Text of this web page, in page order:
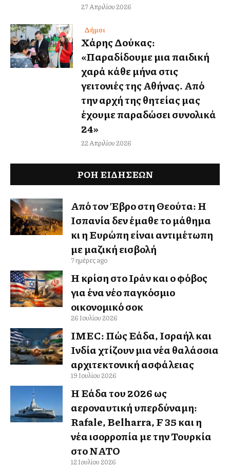
27 Απριλίου 2026
Δήμοι
Χάρης Δούκας:
«Παραδίδουμε μια παιδική
χαρά κάθε μήνα στις
γειτονιές της Αθήνας. Από
την αρχή της θητείας μας
έχουμε παραδώσει συνολικά
24»
22 Απριλίου 2026
ΡΟΗ ΕΙΔΉΣΕΩΝ
Από τον Έβρο στη Θεούτα: Η
Ισπανία δεν έμαθε το μάθημα
κι η Ευρώπη είναι αντιμέτωπη
με μαζική εισβολή
7 ημέρες ago
Η κρίση στο Ιράν και ο φόβος
για ένα νέο παγκόσμιο
οικονομικό σοκ
26 Ιουλίου 2026
IMEC: Πώς Ελλάδα, Ισραήλ και
Ινδία χτίζουν μια νέα θαλάσσια
αρχιτεκτονική ασφάλειας
19 Ιουλίου 2026
Η Ελλάδα του 2026 ως
αεροναυτική υπερδύναμη:
Rafale, Belharra, F 35 και η
νέα ισορροπία με την Τουρκία
στο ΝΑΤΟ
12 Ιουλίου 2026